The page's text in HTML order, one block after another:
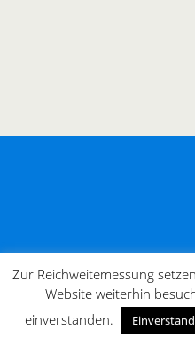
Zur Reichweitemessung
Website weiterhin
einverstanden.